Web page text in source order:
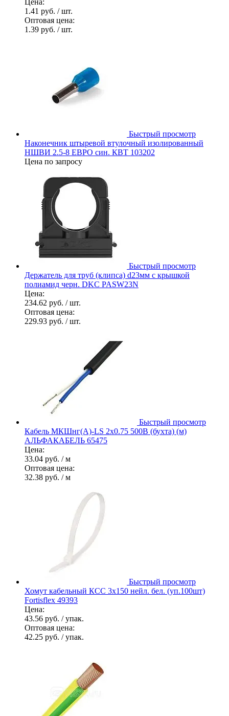
1.41 руб. / шт.
Оптовая цена:
1.39 руб. / шт.
Быстрый просмотр
Наконечник штыревой втулочный изолированный
НШВИ 2.5-8 ЕВРО син. КВТ 103202
Цена по запросу
Быстрый просмотр
Держатель для труб (клипса) d23мм с крышкой
полиамид черн. DKC PASW23N
Цена:
234.62 руб. / шт.
Оптовая цена:
229.93 руб. / шт.
Быстрый просмотр
Кабель МКШнг(А)-LS 2х0.75 500В (бухта) (м)
АЛЬФАКАБЕЛЬ 65475
Цена:
33.04 руб. / м
Оптовая цена:
32.38 руб. / м
Быстрый просмотр
Хомут кабельный КСС 3х150 нейл. бел. (уп.100шт)
Fortisflex 49393
Цена:
43.56 руб. / упак.
Оптовая цена:
42.25 руб. / упак.